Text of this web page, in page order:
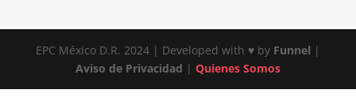
EPC México D.R. 2024 | Developed with ♥ by Funnel |
Aviso de Privacidad | Quienes Somos